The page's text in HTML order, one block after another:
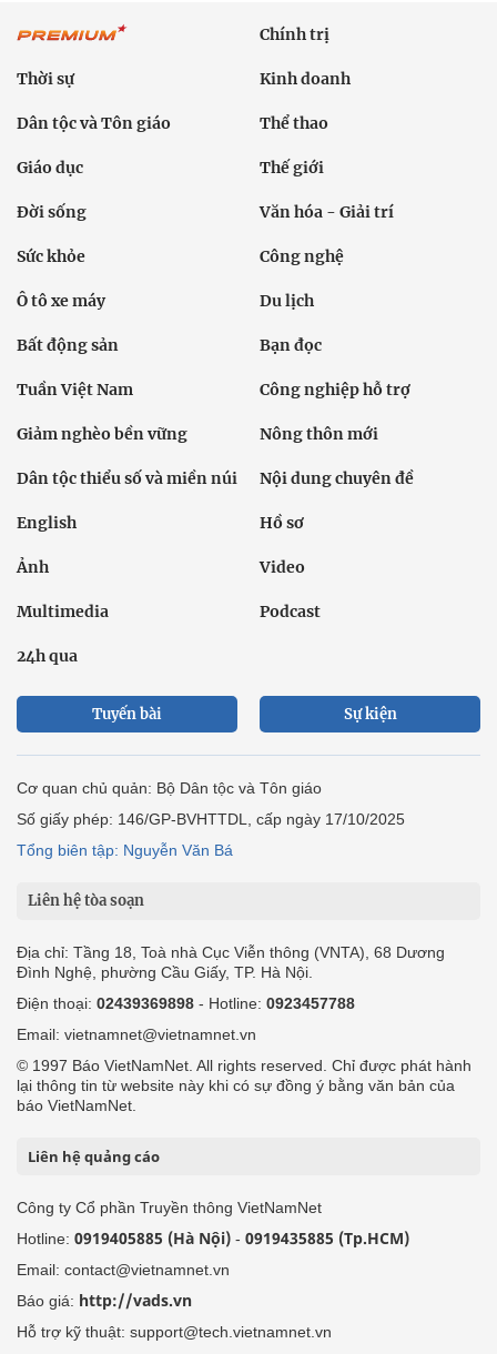
Chính trị
Thời sự Kinh doanh
Dân tộc và Tôn giáo Thể thao
Giáo dục Thế giới
Đời sống Văn hóa - Giải trí
Sức khỏe Công nghệ
Ô tô xe máy Du lịch
Bất động sản Bạn đọc
Tuần Việt Nam Công nghiệp hỗ trợ
Giảm nghèo bền vững Nông thôn mới
Dân tộc thiểu số và miền núi Nội dung chuyên đề
English Hồ sơ
Ảnh Video
Multimedia Podcast
24h qua
Tuyến bài Sự kiện
Cơ quan chủ quản: Bộ Dân tộc và Tôn giáo
Số giấy phép: 146/GP-BVHTTDL, cấp ngày 17/10/2025
Tổng biên tập: Nguyễn Văn Bá
Liên hệ tòa soạn
Địa chỉ: Tầng 18, Toà nhà Cục Viễn thông (VNTA), 68 Dương
Đình Nghệ, phường Cầu Giấy, TP. Hà Nội.
Điện thoại: 02439369898 - Hotline: 0923457788
Email: vietnamnet@vietnamnet.vn
© 1997 Báo VietNamNet. All rights reserved. Chỉ được phát hành
lại thông tin từ website này khi có sự đồng ý bằng văn bản của
báo VietNamNet.
Liên hệ quảng cáo
Công ty Cổ phần Truyền thông VietNamNet
Hotline: 0919405885 (Hà Nội) - 0919435885 (Tp.HCM)
Email: contact@vietnamnet.vn
Báo giá: http://vads.vn
Hỗ trợ kỹ thuật: support@tech.vietnamnet.vn